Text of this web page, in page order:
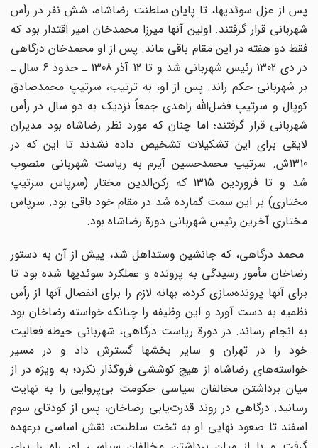
پس از عزل سوئدیها، تا پایان سلطنت رضاشاه، شش نفر در رأس
شهربانی قرار گرفتند. اولین آنها میرزا محمدخان امیر اقتدار بود که
فقط دو هفته در این مقام باقی ماند. پس از او محمدخان درگاهی
در دی‌ 1302 رئیس شهربانی شد و تا 12 آذر 1308 ـ حدود 6 سال ـ
بر شهربانی حکم ‌راند. پس از او، به ترتیب، سرتیپ محمدصادق
کوپال و سرتیپ فضل‌الله زاهدی جمعاً نزدیک به دو سال در رأس
شهربانی قرار گرفتند؛ اما چنان که مورد نظر رضاشاه بود مدیران
لایقی برای این تشکیلات تشخیص داده نشدند تا این که در
1310ش. سرتیپ محمدحسین آیرم به ریاست شهربانی منصوب
شد و تا فروردین 1315 که رکن‌الدین مختار ‌(سرپاس سرتیپ
مختاری) بر این سمت گمارده شد در مقام خود باقی بود. سرپاس
مختاری آخرین رئیس شهربانی دورة رضاشاه بود.
محمد درگاهی، که جانشین وستداهل شد، پیش از آن به دستور
رضاخان مأمور رسیدگی به پرونده و عملکرد سوئدیها شده بود تا
برای آنها پرونده‌سازی کرده، بهانه لازم را برای انفصال آنها از رأس
نظمیه به دست آورد و این وظیفه را چنانکه خواسته رضاخان بود
به انجام رساند. در دورة ریاست درگاهی، شهربانی حیطه فعالیت
خود را در تهران و سایر بخشها گسترش داد و در مسیر
خواسته‌های رضاشاه از هیچ کوششی فروگذار نکرد؛ به ویژه در از
میان برداشتن مخالفان سیاسی حکومت بی‌پروایی را به نهایت
رسانید. درگاهی در روند قدرت‌یابی رضاخان، پس از کودتای سوم
اسفند تا صعود نهایی او به تخت سلطنت، نقش اساسی برعهده